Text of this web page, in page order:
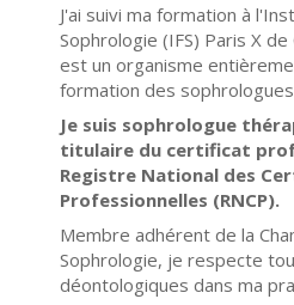
J'ai suivi ma formation à
Sophrologie (IFS) Paris X
est un organisme
formation des
Je suis sophrologue
titulaire du certificat
Registre National des
Professionnelles (RNCP).
Membre adhérent de la
Sophrologie, je respecte
déontologiques dans ma